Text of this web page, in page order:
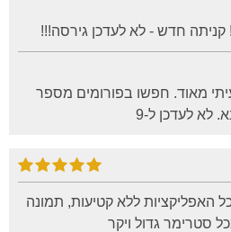
בעיתי מאוד. חפשו בפורומים מספר
לא לעדכן ל-9
האפליקציות ללא קטיעות, תמונה
סטרימר גדול ויקר